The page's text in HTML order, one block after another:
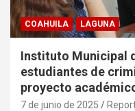
COAHUILA LAGUNA
Instituto Municipal
estudiantes de
proyecto
7 de junio de 2025